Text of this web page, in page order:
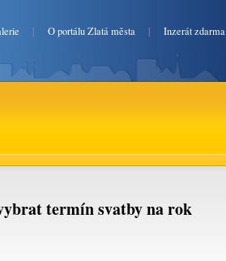
| O portálu Zlatá města | Inzerát zdarma
termín svatby na rok